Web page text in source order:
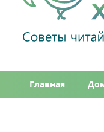
Главная